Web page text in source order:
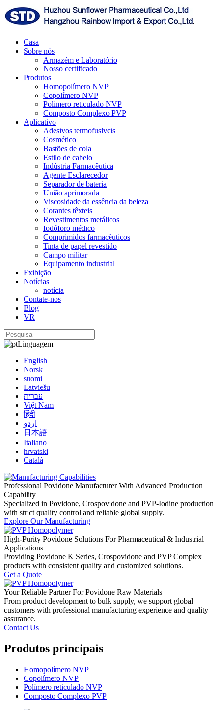
Casa
Sobre nós
Armazém e Laboratório
Nosso certificado
Produtos
Homopolímero NVP
Copolímero NVP
Polímero reticulado NVP
Composto Complexo PVP
Aplicativo
Adesivos termofusíveis
Cosmético
Bastões de cola
Estilo de cabelo
Indústria Farmacêutica
Agente Esclarecedor
Separador de bateria
União aprimorada
Viscosidade da essência da beleza
Corantes têxteis
Revestimentos metálicos
Iodóforo médico
Comprimidos farmacêuticos
Tinta de papel revestido
Campo militar
Equipamento industrial
Exibição
Notícias
notícia
Contate-nos
Blog
VR
Linguagem
English
Norsk
suomi
Latviešu
עברית
Việt Nam
हिंदी
اردو
日本語
Italiano
hrvatski
Català
Professional Povidone Manufacturer With Advanced Production
Capability
Specialized in Povidone, Crospovidone and PVP-Iodine production
with strict quality control and reliable global supply.
Explore Our Manufacturing
High-Purity Povidone Solutions For Pharmaceutical & Industrial
Applications
Providing Povidone K Series, Crospovidone and PVP Complex
products with consistent quality and customized solutions.
Get a Quote
Your Reliable Partner For Povidone Raw Materials
From product development to bulk supply, we support global
customers with professional manufacturing experience and quality
assurance.
Contact Us
Produtos principais
Homopolímero NVP
Copolímero NVP
Polímero reticulado NVP
Composto Complexo PVP